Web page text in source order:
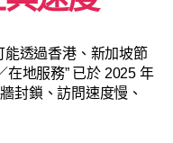
透過香港、新加坡節
在地服務” 已於 2025 年
封鎖、訪問速度慢、